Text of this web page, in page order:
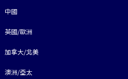
中國
英國/歐洲
加拿大/北美
澳洲/亞太